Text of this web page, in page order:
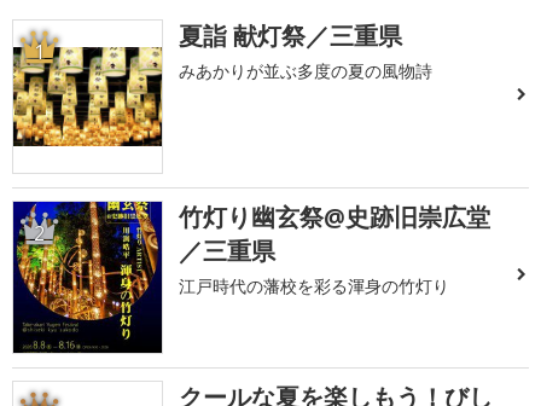
1 夏詣 献灯祭／三重県
みあかりが並ぶ多度の夏の風物詩
2
竹灯り幽玄祭@史跡旧崇広堂
／三重県
江戸時代の藩校を彩る渾身の竹灯り
クールな夏を楽しもう！びし